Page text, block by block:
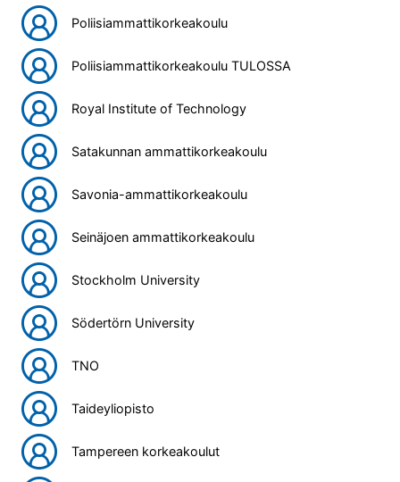
Poliisiammattikorkeakoulu
Poliisiammattikorkeakoulu TULOSSA
Royal Institute of Technology
Satakunnan ammattikorkeakoulu
Savonia-ammattikorkeakoulu
Seinäjoen ammattikorkeakoulu
Stockholm University
Södertörn University
TNO
Taideyliopisto
Tampereen korkeakoulut